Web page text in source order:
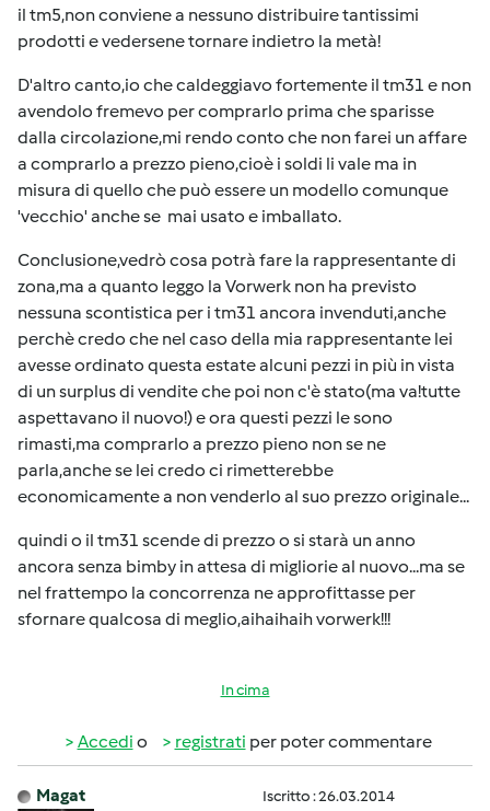
il tm5,non conviene a nessuno distribuire tantissimi
prodotti e vedersene tornare indietro la metà!
D'altro canto,io che caldeggiavo fortemente il tm31 e non
avendolo fremevo per comprarlo prima che sparisse
dalla circolazione,mi rendo conto che non farei un affare
a comprarlo a prezzo pieno,cioè i soldi li vale ma in
misura di quello che può essere un modello comunque
'vecchio' anche se mai usato e imballato.
Conclusione,vedrò cosa potrà fare la rappresentante di
zona,ma a quanto leggo la Vorwerk non ha previsto
nessuna scontistica per i tm31 ancora invenduti,anche
perchè credo che nel caso della mia rappresentante lei
avesse ordinato questa estate alcuni pezzi in più in vista
di un surplus di vendite che poi non c'è stato(ma va!tutte
aspettavano il nuovo!) e ora questi pezzi le sono
rimasti,ma comprarlo a prezzo pieno non se ne
parla,anche se lei credo ci rimetterebbe
economicamente a non venderlo al suo prezzo originale...
quindi o il tm31 scende di prezzo o si starà un anno
ancora senza bimby in attesa di migliorie al nuovo...ma se
nel frattempo la concorrenza ne approfittasse per
sfornare qualcosa di meglio,aihaihaih vorwerk!!!
In cima
Accedi o registrati per poter commentare
Magat Iscritto : 26.03.2014